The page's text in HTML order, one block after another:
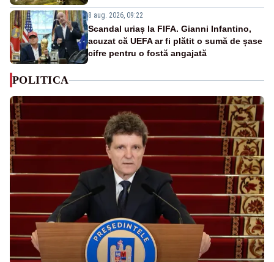
8 aug. 2026, 09:22
Scandal uriaș la FIFA. Gianni Infantino,
acuzat că UEFA ar fi plătit o sumă de șase
cifre pentru o fostă angajată
POLITICA